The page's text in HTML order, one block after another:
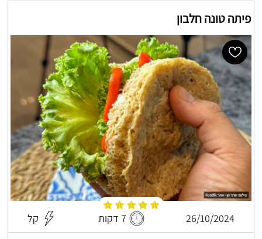
פיתה טונה חלבון
26/10/2024 7 דקות קל